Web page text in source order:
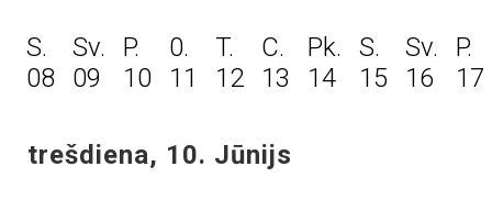
S.
08
Sv.
09
P.
10
0.
11
T.
12
C.
13
Pk.
14
S.
15
Sv.
16
P.
17
trešdiena, 10. Jūnijs